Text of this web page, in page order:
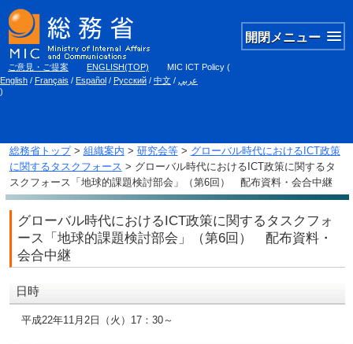
開閉メニュー
ご意見・ご提案 ENGLISH(TOP) MIC ICT Policy (
English / Français / Español / Русский / 中文 / عربي
)
総務省トップ> 組織案内 > 研究会等> グローバル時代におけるICT政策
に関するタスクフォース > グローバル時代におけるICT政策に関するタ
スクフォース「地球的課題検討部会」（第6回） 配布資料・会合中継
グローバル時代におけるICT政策に関するタスクフォ
ース「地球的課題検討部会」（第6回） 配布資料・
会合中継
日時
平成22年11月2日（火）17：30～